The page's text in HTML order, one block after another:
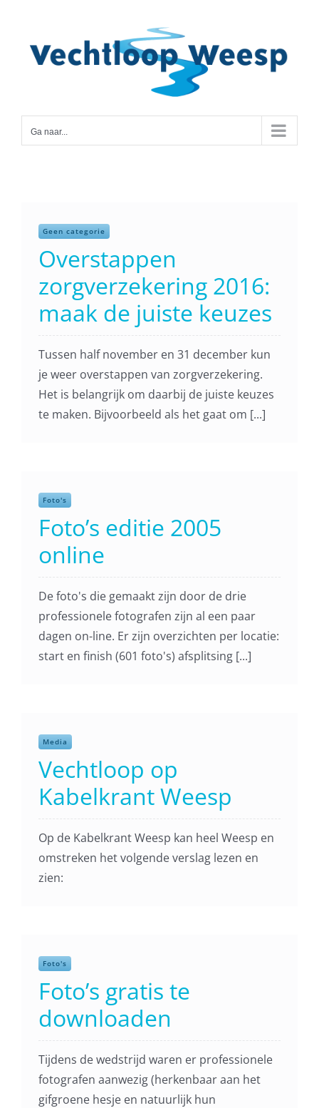
inhoud
Ga naar...
Geen categorie
Overstappen
zorgverzekering 2016:
maak de juiste keuzes
Tussen half november en 31 december kun
je weer overstappen van zorgverzekering.
Het is belangrijk om daarbij de juiste keuzes
te maken. Bijvoorbeeld als het gaat om [...]
Foto's
Foto’s editie 2005
online
De foto's die gemaakt zijn door de drie
professionele fotografen zijn al een paar
dagen on-line. Er zijn overzichten per locatie:
start en finish (601 foto's) afsplitsing [...]
Media
Vechtloop op
Kabelkrant Weesp
Op de Kabelkrant Weesp kan heel Weesp en
omstreken het volgende verslag lezen en
zien:
Foto's
Foto’s gratis te
downloaden
Tijdens de wedstrijd waren er professionele
fotografen aanwezig (herkenbaar aan het
gifgroene hesje en natuurlijk hun